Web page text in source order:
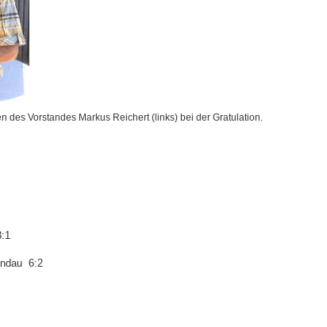
des Vorstandes Markus Reichert (links) bei der Gratulation.
6:2